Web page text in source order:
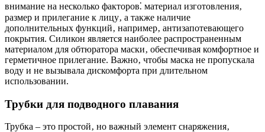
внимание на несколько факторов⁚ материал изготовления‚
размер и прилегание к лицу‚ а также наличие
дополнительных функций‚ например‚ антизапотевающего
покрытия. Силикон является наиболее распространенным
материалом для обтюратора маски‚ обеспечивая комфортное и
герметичное прилегание. Важно‚ чтобы маска не пропускала
воду и не вызывала дискомфорта при длительном
использовании.
Трубки для подводного плавания
Трубка – это простой‚ но важный элемент снаряжения‚